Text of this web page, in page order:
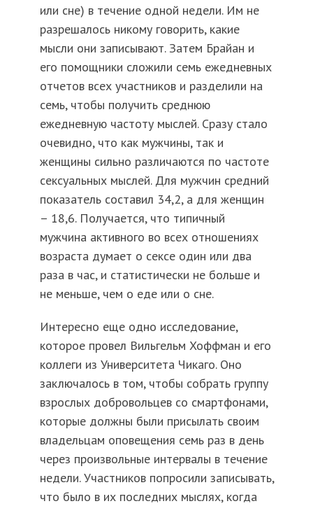
или сне) в течение одной недели. Им не
разрешалось никому говорить, какие
мысли они записывают. Затем Брайан и
его помощники сложили семь ежедневных
отчетов всех участников и разделили на
семь, чтобы получить среднюю
ежедневную частоту мыслей. Сразу стало
очевидно, что как мужчины, так и
женщины сильно различаются по частоте
сексуальных мыслей. Для мужчин средний
показатель составил 34,2, а для женщин
– 18,6. Получается, что типичный
мужчина активного во всех отношениях
возраста думает о сексе один или два
раза в час, и статистически не больше и
не меньше, чем о еде или о сне.
Интересно еще одно исследование,
которое провел Вильгельм Хоффман и его
коллеги из Университета Чикаго. Оно
заключалось в том, чтобы собрать группу
взрослых добровольцев со смартфонами,
которые должны были присылать своим
владельцам оповещения семь раз в день
через произвольные интервалы в течение
недели. Участников попросили записывать,
что было в их последних мыслях, когда